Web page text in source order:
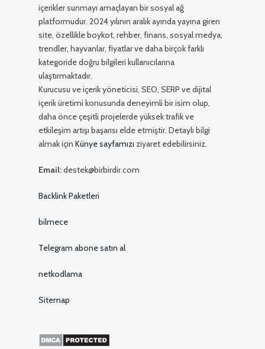
içerikler sunmayı amaçlayan bir sosyal ağ
platformudur. 2024 yılının aralık ayında yayına giren
site, özellikle boykot, rehber, finans, sosyal medya,
trendler, hayvanlar, fiyatlar ve daha birçok farklı
kategoride doğru bilgileri kullanıcılarına
ulaştırmaktadır.
Kurucusu ve içerik yöneticisi, SEO, SERP ve dijital
içerik üretimi konusunda deneyimli bir isim olup,
daha önce çeşitli projelerde yüksek trafik ve
etkileşim artışı başarısı elde etmiştir. Detaylı bilgi
almak içinKünye sayfamızı ziyaret edebilirsiniz.
Email:destek@birbirdir.com
Backlink Paketleri
bilmece
Telegram abone satın al
netkodlama
Sitemap